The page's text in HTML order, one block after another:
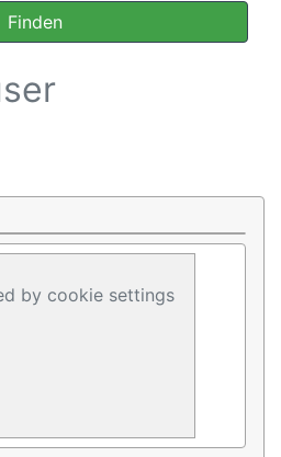
Finden
by cookie settings